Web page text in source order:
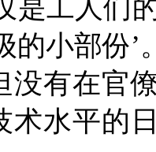
是工人们
的小部份’
有在官僚
术水平的